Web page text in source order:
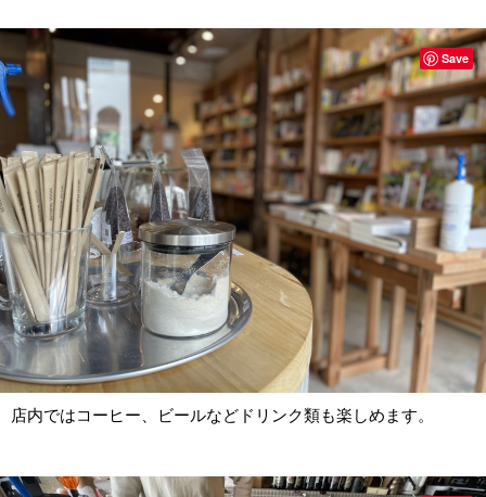
店内ではコーヒー、ビールなどドリンク類も楽しめます。
Save